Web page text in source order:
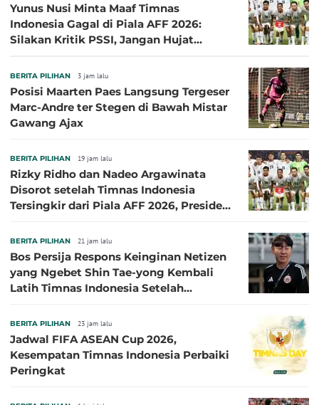
Yunus Nusi Minta Maaf Timnas
Indonesia Gagal di Piala AFF 2026:
Silakan Kritik PSSI, Jangan Hujat
BERITA PILIHAN 3 jam lalu
Posisi Maarten Paes Langsung Tergeser
Marc-Andre ter Stegen di Bawah Mistar
Gawang Ajax
BERITA PILIHAN 19 jam lalu
Rizky Ridho dan Nadeo Argawinata
Disorot setelah Timnas Indonesia
Tersingkir dari Piala AFF 2026, Presiden
BERITA PILIHAN 21 jam lalu
Bos Persija Respons Keinginan Netizen
yang Ngebet Shin Tae-yong Kembali
Latih Timnas Indonesia Setelah
BERITA PILIHAN 23 jam lalu
Jadwal FIFA ASEAN Cup 2026,
Kesempatan Timnas Indonesia Perbaiki
Peringkat